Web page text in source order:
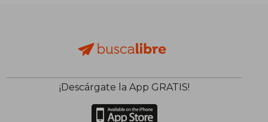
¡Descárgate la App GRATIS!